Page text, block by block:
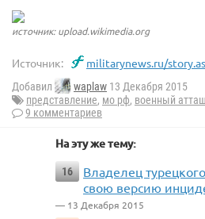
источник: upload.wikimedia.org
Источник: militarynews.ru/
Добавил waplaw 13 Декабря 2015
представление, мо рф, военный
9 комментариев
На эту же тему:
16
Владелец
свою версию
— 13 Декабря 2015